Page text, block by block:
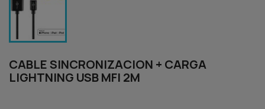
CABLE SINCRONIZACION + CARGA
LIGHTNING USB MFI 2M